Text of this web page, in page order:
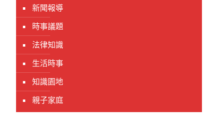
新聞報導
時事議題
法律知識
生活時事
知識園地
親子家庭